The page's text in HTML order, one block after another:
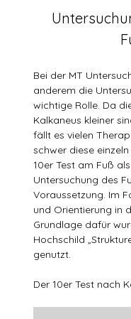
Bei der MT
anderem die
wichtige Rolle. Da
Kalkaneus kleiner
fällt es vielen
schwer diese
10er Test am Fuß
Untersuchung des
Voraussetzung. Im
und Orientierung in
Grundlage dafür
Hochschild
genutzt.
Der 10er Test nach